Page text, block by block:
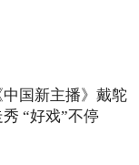
国新主播》戴鸵
“好戏”不停